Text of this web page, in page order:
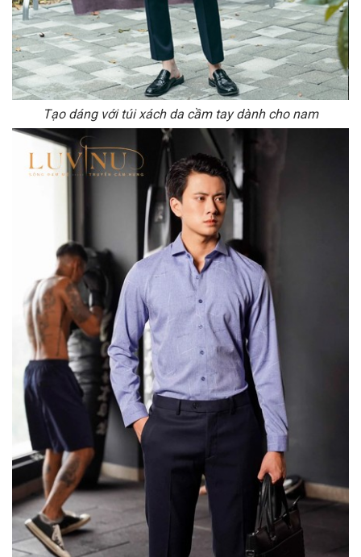
Tạo dáng với túi xách da cầm tay dành cho nam